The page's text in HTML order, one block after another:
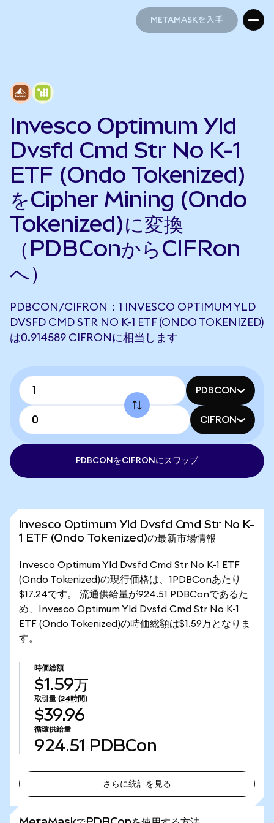
METAMASKを入手
Invesco Optimum Yld
Dvsfd Cmd Str No K-1
ETF (Ondo Tokenized)
をCipher Mining (Ondo
Tokenized)に変換
（PDBConからCIFRon
へ）
PDBCON/CIFRON：1 INVESCO OPTIMUM YLD
DVSFD CMD STR NO K-1 ETF (ONDO TOKENIZED)
は0.914589 CIFRONに相当します
PDBCON
CIFRON
PDBCONをCIFRONにスワップ
Invesco Optimum Yld Dvsfd Cmd Str No K-
1 ETF (Ondo Tokenized)の最新市場情報
Invesco Optimum Yld Dvsfd Cmd Str No K-1 ETF
(Ondo Tokenized)の現行価格は、1PDBConあたり
$17.24です。 流通供給量が924.51 PDBConであるた
め、Invesco Optimum Yld Dvsfd Cmd Str No K-1
ETF (Ondo Tokenized)の時価総額は$1.59万となりま
す。
時価総額
$1.59万
取引量 (24時間)
$39.96
循環供給量
924.51 PDBCon
さらに統計を見る